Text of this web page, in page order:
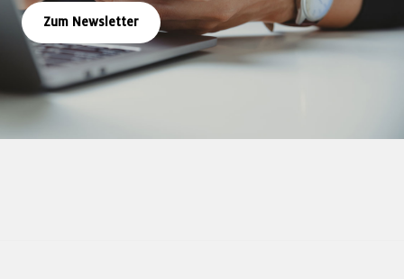
Zum Newsletter